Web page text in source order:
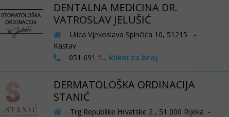
DENTALNA MEDICINA DR.
VATROSLAV JELUŠIĆ
Ulica Vjekoslava Spinčića 10, 51215 -
Kastav
051 691 1... klikni za broj
DERMATOLOŠKA ORDINACIJA
STANIĆ
Trg Republike Hrvatske 2 , 51 000 Rijeka -